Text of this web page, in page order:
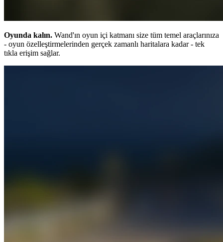
Oyunda kalın. Wand'ın oyun içi katmanı size tüm temel araçlarınıza
- oyun özelleştirmelerinden gerçek zamanlı haritalara kadar - tek
tıkla erişim sağlar.